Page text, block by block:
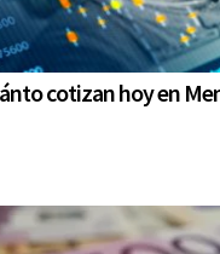
cotizan hoy en